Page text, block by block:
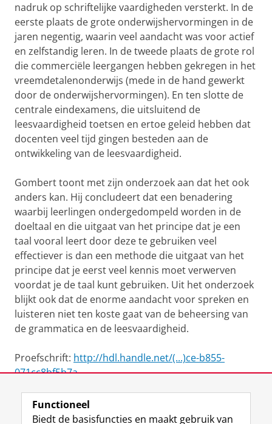
nadruk op schriftelijke vaardigheden versterkt. In de
eerste plaats de grote onderwijshervormingen in de
jaren negentig, waarin veel aandacht was voor actief
en zelfstandig leren. In de tweede plaats de grote rol
die commerciële leergangen hebben gekregen in het
vreemdetalenonderwijs (mede in de hand gewerkt
door de onderwijshervormingen). En ten slotte de
centrale eindexamens, die uitsluitend de
leesvaardigheid toetsen en ertoe geleid hebben dat
docenten veel tijd gingen besteden aan de
ontwikkeling van de leesvaardigheid.
Gombert toont met zijn onderzoek aan dat het ook
anders kan. Hij concludeert dat een benadering
waarbij leerlingen ondergedompeld worden in de
doeltaal en die uitgaat van het principe dat je een
taal vooral leert door deze te gebruiken veel
effectiever is dan een methode die uitgaat van het
principe dat je eerst veel kennis moet verwerven
voordat je de taal kunt gebruiken. Uit het onderzoek
blijkt ook dat de enorme aandacht voor spreken en
luisteren niet ten koste gaat van de beheersing van
de grammatica en de leesvaardigheid.
Proefschrift: http://hdl.handle.net/(...)ce-b855-
071cc8bf5b7a
View this page in:English
Functioneel
Biedt de basisfuncties en maakt gebruik van